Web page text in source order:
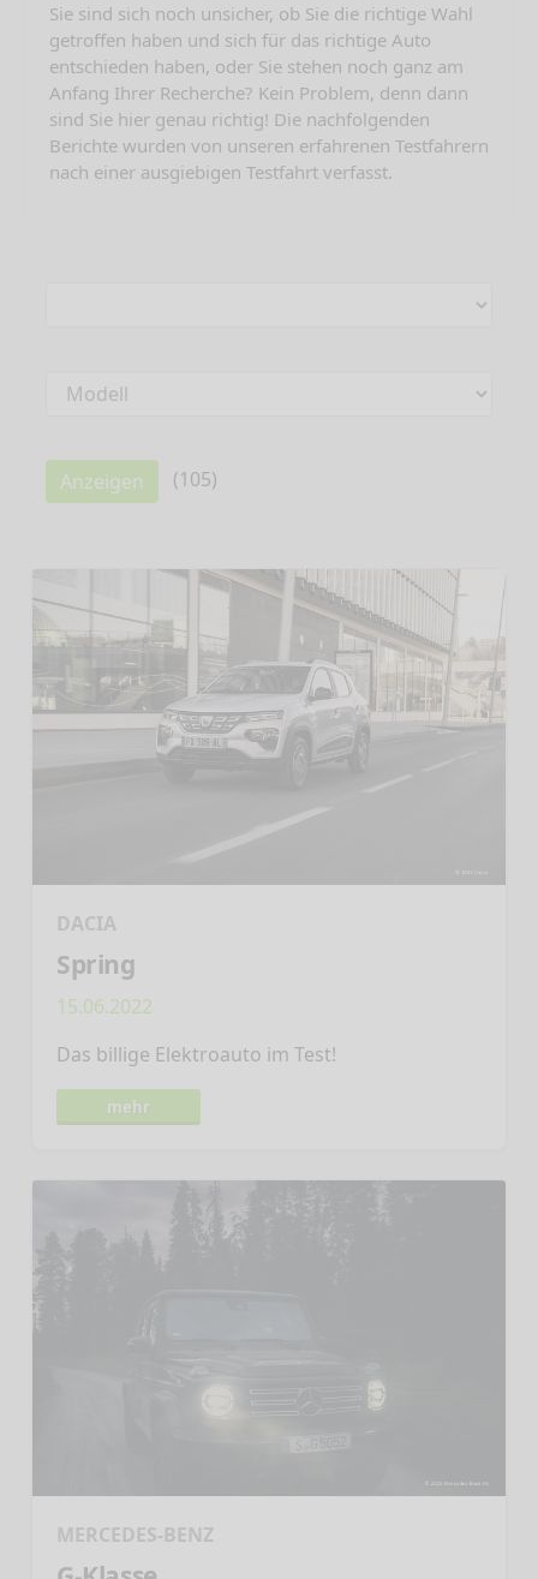
Sie sind sich noch unsicher, ob Sie die richtige Wahl
getroffen haben und sich für das richtige Auto
entschieden haben, oder Sie stehen noch ganz am
Anfang Ihrer Recherche? Kein Problem, denn dann
sind Sie hier genau richtig! Die nachfolgenden
Berichte wurden von unseren erfahrenen Testfahrern
nach einer ausgiebigen Testfahrt verfasst.
Anzeigen (105)
DACIA
Spring
15.06.2022
Das billige Elektroauto im Test!
mehr
MERCEDES-BENZ